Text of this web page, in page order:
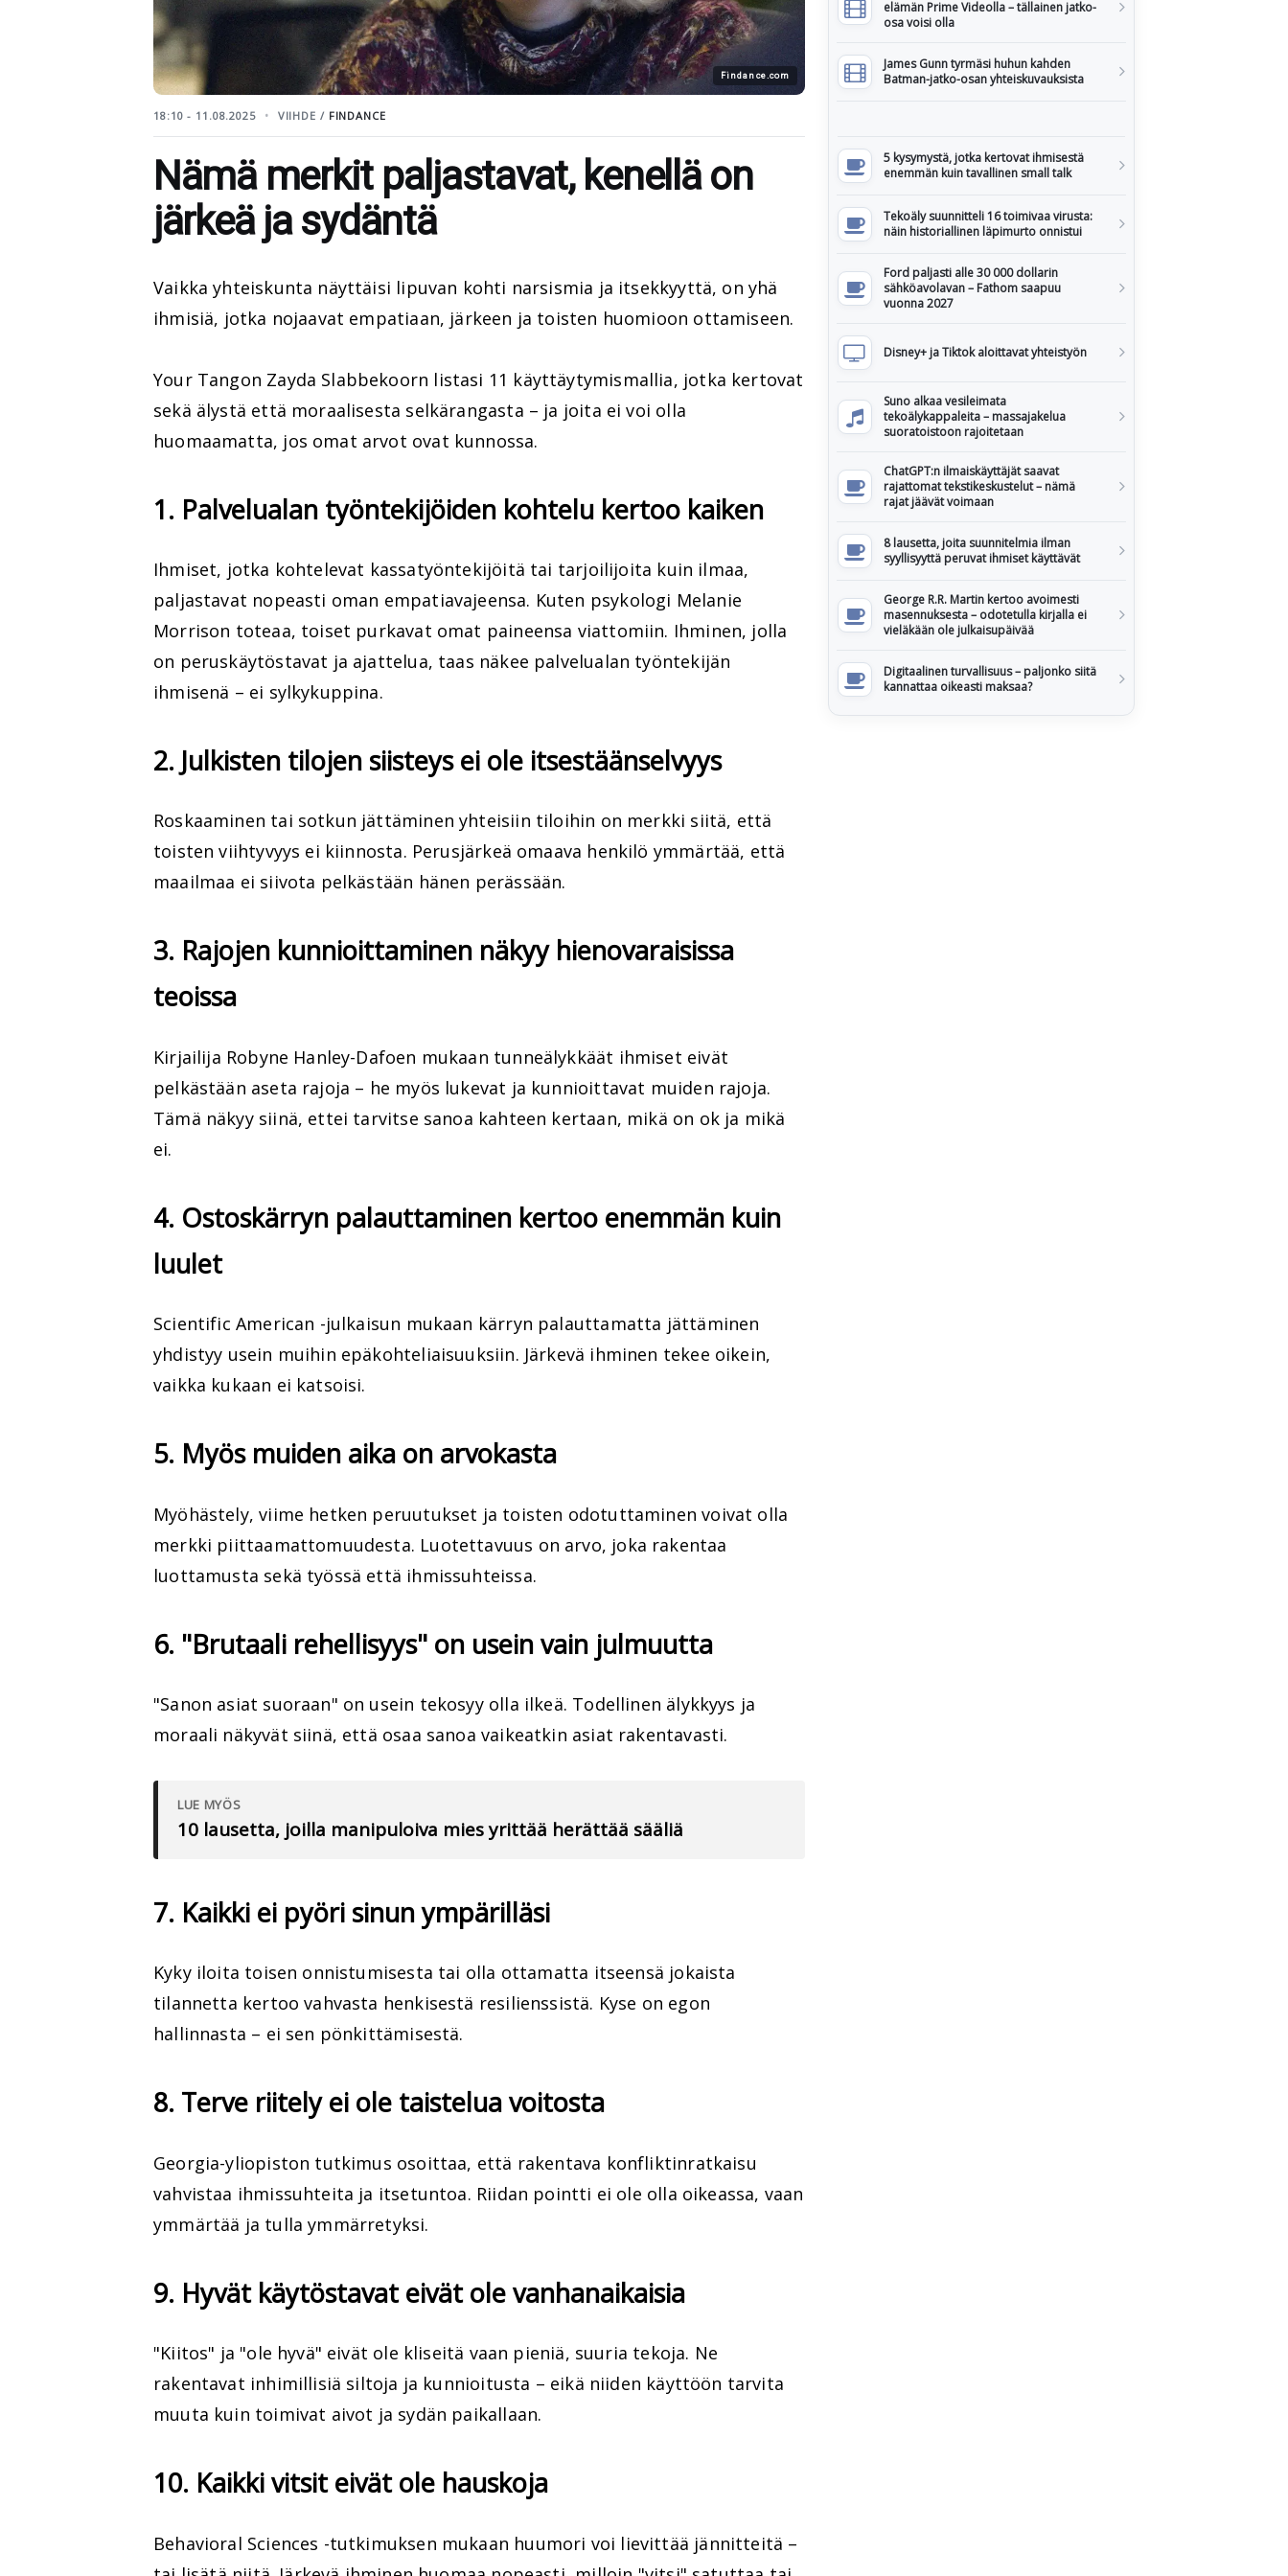
Findance.com
18:10 - 11.08.2025 VIIHDE / FINDANCE
Nämä merkit paljastavat, kenellä on
järkeä ja sydäntä
Vaikka yhteiskunta näyttäisi lipuvan kohti narsismia ja itsekkyyttä, on yhä
ihmisiä, jotka nojaavat empatiaan, järkeen ja toisten huomioon ottamiseen.
Your Tangon Zayda Slabbekoorn listasi 11 käyttäytymismallia, jotka kertovat
sekä älystä että moraalisesta selkärangasta – ja joita ei voi olla
huomaamatta, jos omat arvot ovat kunnossa.
1. Palvelualan työntekijöiden kohtelu kertoo kaiken
Ihmiset, jotka kohtelevat kassatyöntekijöitä tai tarjoilijoita kuin ilmaa,
paljastavat nopeasti oman empatiavajeensa. Kuten psykologi Melanie
Morrison toteaa, toiset purkavat omat paineensa viattomiin. Ihminen, jolla
on peruskäytöstavat ja ajattelua, taas näkee palvelualan työntekijän
ihmisenä – ei sylkykuppina.
2. Julkisten tilojen siisteys ei ole itsestäänselvyys
Roskaaminen tai sotkun jättäminen yhteisiin tiloihin on merkki siitä, että
toisten viihtyvyys ei kiinnosta. Perusjärkeä omaava henkilö ymmärtää, että
maailmaa ei siivota pelkästään hänen perässään.
3. Rajojen kunnioittaminen näkyy hienovaraisissa
teoissa
Kirjailija Robyne Hanley-Dafoen mukaan tunneälykkäät ihmiset eivät
pelkästään aseta rajoja – he myös lukevat ja kunnioittavat muiden rajoja.
Tämä näkyy siinä, ettei tarvitse sanoa kahteen kertaan, mikä on ok ja mikä
ei.
4. Ostoskärryn palauttaminen kertoo enemmän kuin
luulet
Scientific American -julkaisun mukaan kärryn palauttamatta jättäminen
yhdistyy usein muihin epäkohteliaisuuksiin. Järkevä ihminen tekee oikein,
vaikka kukaan ei katsoisi.
5. Myös muiden aika on arvokasta
Myöhästely, viime hetken peruutukset ja toisten odotuttaminen voivat olla
merkki piittaamattomuudesta. Luotettavuus on arvo, joka rakentaa
luottamusta sekä työssä että ihmissuhteissa.
6. "Brutaali rehellisyys" on usein vain julmuutta
"Sanon asiat suoraan" on usein tekosyy olla ilkeä. Todellinen älykkyys ja
moraali näkyvät siinä, että osaa sanoa vaikeatkin asiat rakentavasti.
LUE MYÖS
10 lausetta, joilla manipuloiva mies yrittää herättää sääliä
7. Kaikki ei pyöri sinun ympärilläsi
Kyky iloita toisen onnistumisesta tai olla ottamatta itseensä jokaista
tilannetta kertoo vahvasta henkisestä resilienssistä. Kyse on egon
hallinnasta – ei sen pönkittämisestä.
8. Terve riitely ei ole taistelua voitosta
Georgia-yliopiston tutkimus osoittaa, että rakentava konfliktinratkaisu
vahvistaa ihmissuhteita ja itsetuntoa. Riidan pointti ei ole olla oikeassa, vaan
ymmärtää ja tulla ymmärretyksi.
9. Hyvät käytöstavat eivät ole vanhanaikaisia
"Kiitos" ja "ole hyvä" eivät ole kliseitä vaan pieniä, suuria tekoja. Ne
rakentavat inhimillisiä siltoja ja kunnioitusta – eikä niiden käyttöön tarvita
muuta kuin toimivat aivot ja sydän paikallaan.
10. Kaikki vitsit eivät ole hauskoja
Behavioral Sciences -tutkimuksen mukaan huumori voi lievittää jännitteitä –
elämän Prime Videolla – tällainen jatko-
osa voisi olla
James Gunn tyrmäsi huhun kahden
Batman-jatko-osan yhteiskuvauksista
5 kysymystä, jotka kertovat ihmisestä
enemmän kuin tavallinen small talk
Tekoäly suunnitteli 16 toimivaa virusta:
näin historiallinen läpimurto onnistui
Ford paljasti alle 30 000 dollarin
sähköavolavan – Fathom saapuu
vuonna 2027
Disney+ ja Tiktok aloittavat yhteistyön
Suno alkaa vesileimata
tekoälykappaleita – massajakelua
suoratoistoon rajoitetaan
ChatGPT:n ilmaiskäyttäjät saavat
rajattomat tekstikeskustelut – nämä
rajat jäävät voimaan
8 lausetta, joita suunnitelmia ilman
syyllisyyttä peruvat ihmiset käyttävät
George R.R. Martin kertoo avoimesti
masennuksesta – odotetulla kirjalla ei
vieläkään ole julkaisupäivää
Digitaalinen turvallisuus – paljonko siitä
kannattaa oikeasti maksaa?